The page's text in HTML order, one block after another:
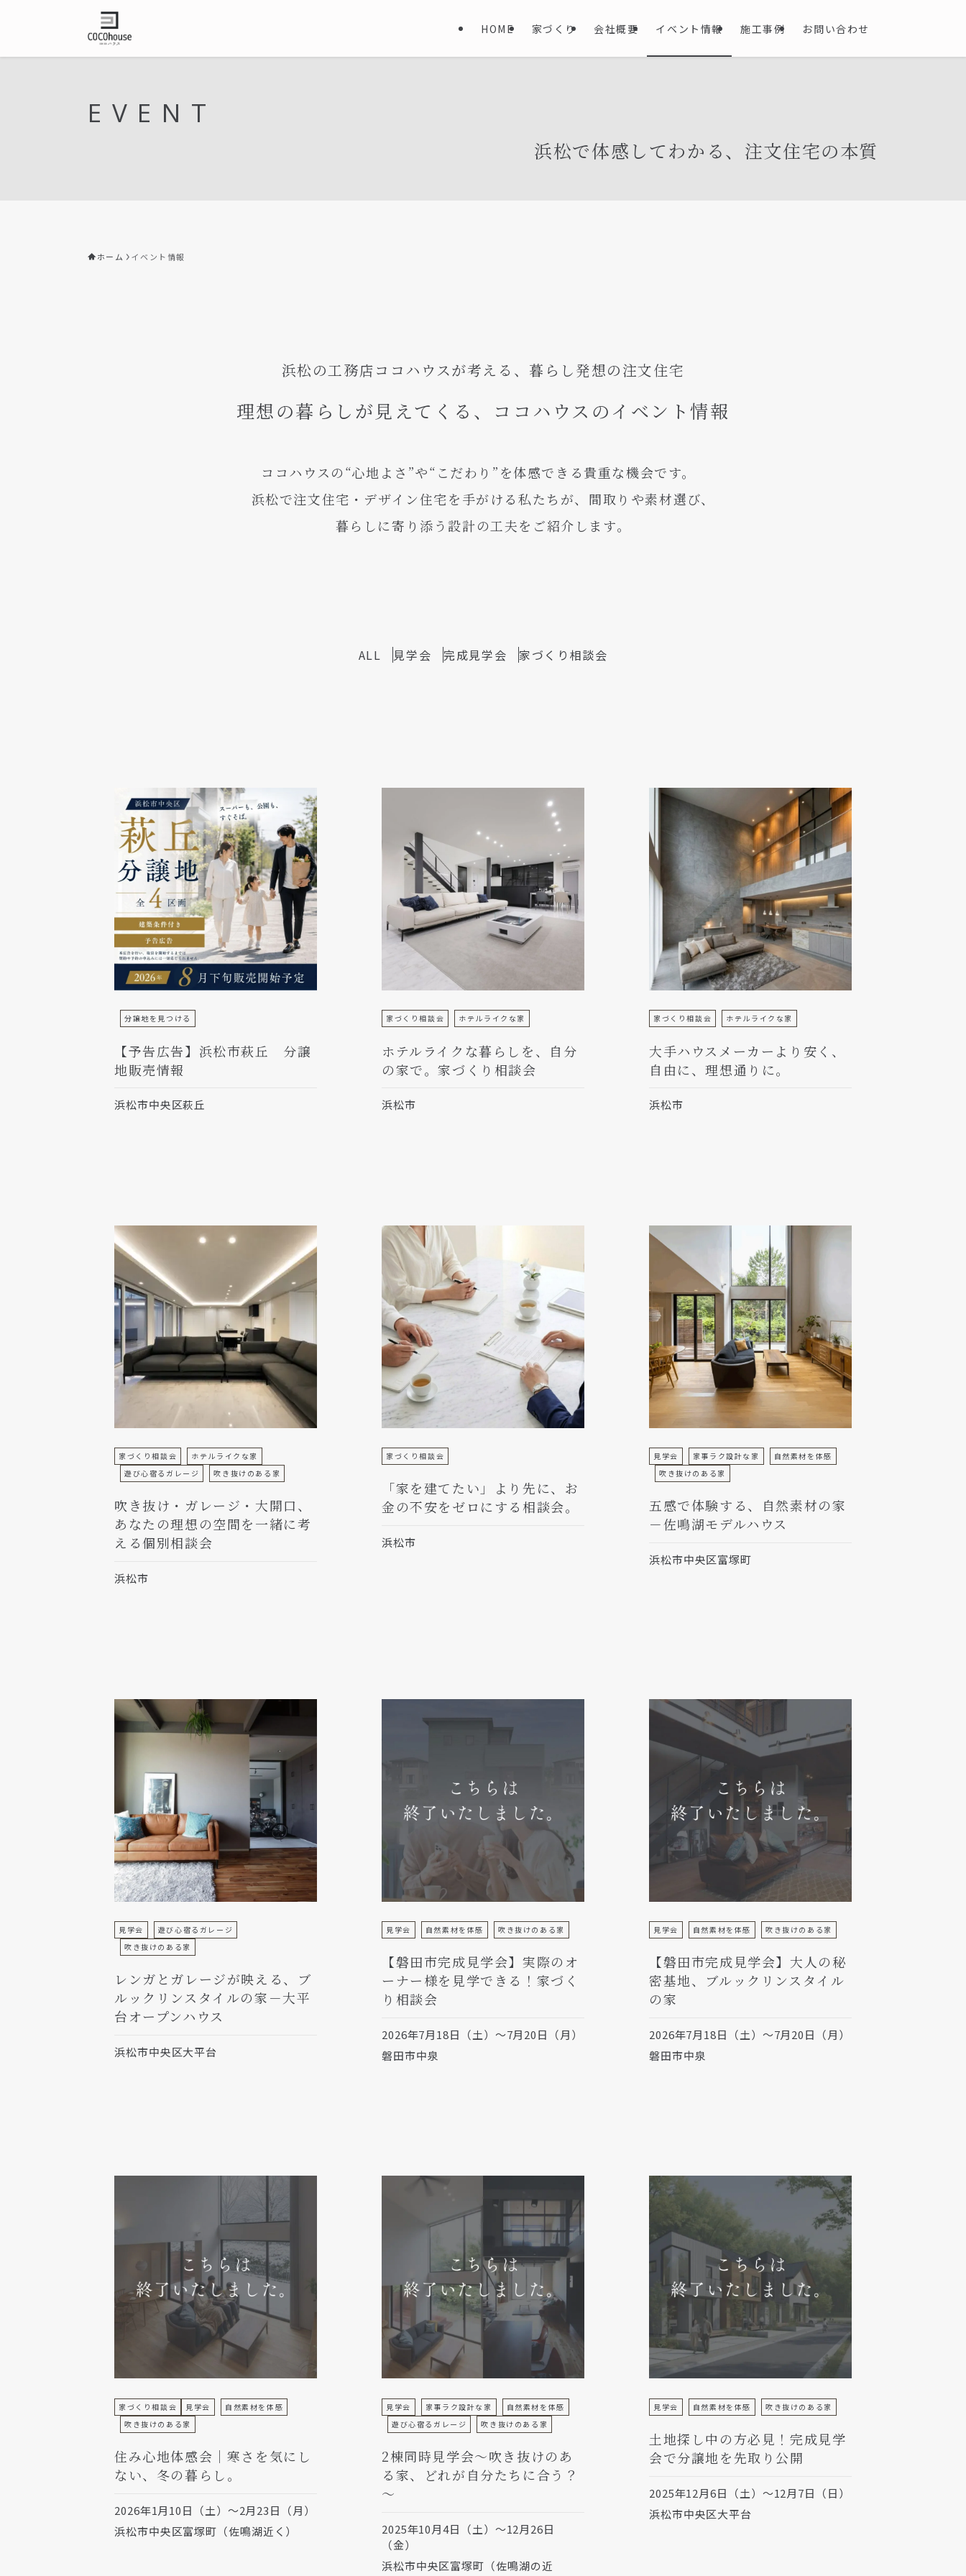
HOME 家づくり 会社概要 イベント情報 施工事例 お問い合わせ
浜松で体感してわかる、注文住宅の本質
EVENT
ホーム イベント情報
浜松の工務店ココハウスが考える、暮らし発想の注文住宅
理想の暮らしが見えてくる、ココハウスのイベント情報
ココハウスの“心地よさ”や“こだわり”を体感できる貴重な機会です。
浜松で注文住宅・デザイン住宅を手がける私たちが、間取りや素材選び、
暮らしに寄り添う設計の工夫をご紹介します。
ALL 見学会 完成見学会 家づくり相談会
分譲地を見つける
【予告広告】浜松市萩丘 分譲
地販売情報
浜松市中央区萩丘
家づくり相談会 ホテルライクな家
ホテルライクな暮らしを、自分
の家で。家づくり相談会
浜松市
家づくり相談会 ホテルライクな家
大手ハウスメーカーより安く、
自由に、理想通りに。
浜松市
家づくり相談会
ホテルライクな家
遊び心宿るガレージ
吹き抜けのある家
吹き抜け・ガレージ・大開口、
あなたの理想の空間を一緒に考
える個別相談会
浜松市
家づくり相談会
「家を建てたい」より先に、お
金の不安をゼロにする相談会。
浜松市
見学会 家事ラク設計な家
自然素材を体感
吹き抜けのある家
五感で体験する、自然素材の家
－佐鳴湖モデルハウス
浜松市中央区富塚町
見学会
遊び心宿るガレージ
吹き抜けのある家
レンガとガレージが映える、ブ
ルックリンスタイルの家－大平
台オープンハウス
浜松市中央区大平台
見学会 自然素材を体感 吹き抜けのある家
【磐田市完成見学会】実際のオ
ーナー様を見学できる！家づく
り相談会
2026年7月18日（土）～7月20日（月）
磐田市中泉
見学会 自然素材を体感 吹き抜けのある家
【磐田市完成見学会】大人の秘
密基地、ブルックリンスタイル
の家
2026年7月18日（土）～7月20日（月）
磐田市中泉
家づくり相談会 見学会
自然素材を体感
吹き抜けのある家
住み心地体感会｜寒さを気にし
ない、冬の暮らし。
2026年1月10日（土）～2月23日（月）
浜松市中央区富塚町（佐鳴湖近く）
見学会 家事ラク設計な家
自然素材を体感
遊び心宿るガレージ
吹き抜けのある家
2棟同時見学会～吹き抜けのあ
る家、どれが自分たちに合う？
～
2025年10月4日（土）～12月26日
（金）
浜松市中央区富塚町（佐鳴湖の近
見学会 自然素材を体感 吹き抜けのある家
土地探し中の方必見！完成見学
会で分譲地を先取り公開
2025年12月6日（土）～12月7日（日）
浜松市中央区大平台